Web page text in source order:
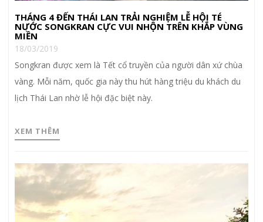
THÁNG 4 ĐẾN THÁI LAN TRẢI NGHIỆM LỄ HỘI TÉ
NƯỚC SONGKRAN CỰC VUI NHỘN TRÊN KHẮP VÙNG
MIỀN
18/03/2019
Songkran được xem là Tết cổ truyền của người dân xứ chùa
vàng. Mỗi năm, quốc gia này thu hút hàng triệu du khách du
lịch Thái Lan nhờ lễ hội đặc biệt này.
XEM THÊM